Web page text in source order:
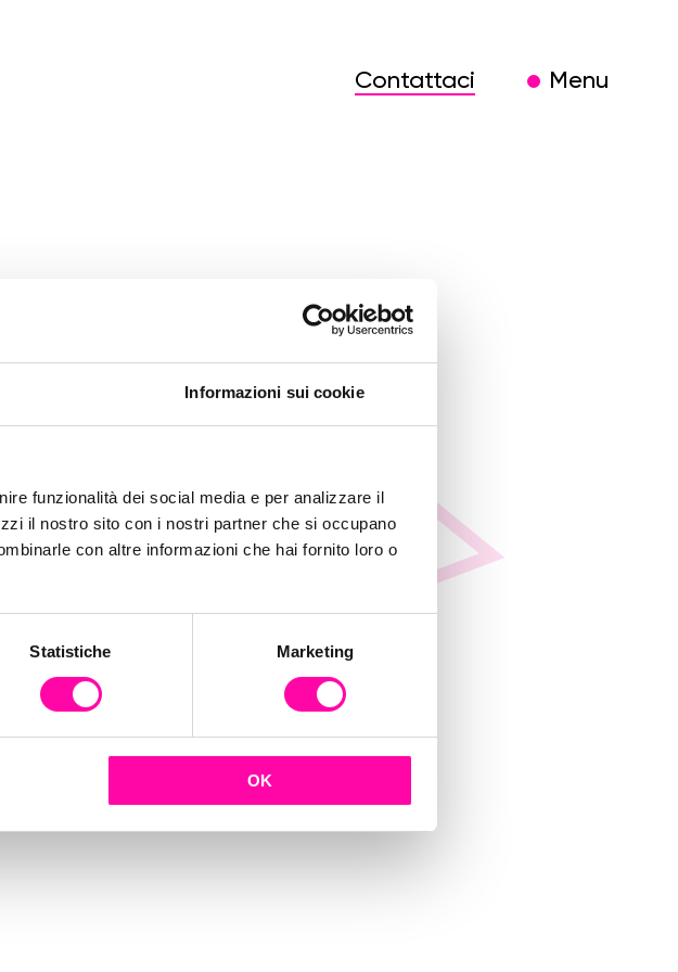
Informazioni sui cookie
funzionalità dei social media e per analizzare il
il nostro sito con i nostri partner che si occupano
con altre informazioni che hai fornito loro o
Statistiche Marketing
OK
Contattaci Menu